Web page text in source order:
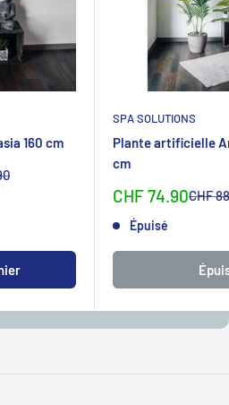
160 cm
SPA SOLUTIONS
Plante artificielle
cm
Sonderpreis
CHF 74.90CHF
Épuisé